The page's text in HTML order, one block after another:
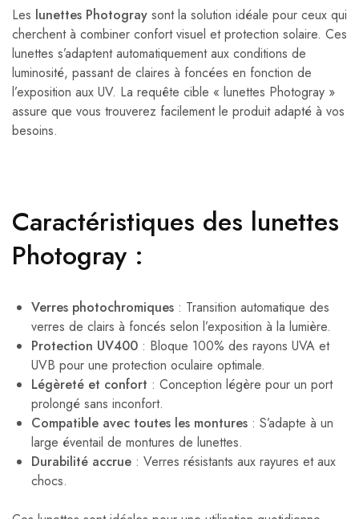
Les lunettes Photogray sont la solution idéale pour ceux qui
cherchent à combiner confort visuel et protection solaire. Ces
lunettes s’adaptent automatiquement aux conditions de
luminosité, passant de claires à foncées en fonction de
l’exposition aux UV. La requête cible « lunettes Photogray »
assure que vous trouverez facilement le produit adapté à vos
besoins.
Caractéristiques des lunettes
Photogray :
Verres photochromiques : Transition automatique des
verres de clairs à foncés selon l’exposition à la lumière.
Protection UV400 : Bloque 100% des rayons UVA et
UVB pour une protection oculaire optimale.
Légèreté et confort : Conception légère pour un port
prolongé sans inconfort.
Compatible avec toutes les montures : S’adapte à un
large éventail de montures de lunettes.
Durabilité accrue : Verres résistants aux rayures et aux
chocs.